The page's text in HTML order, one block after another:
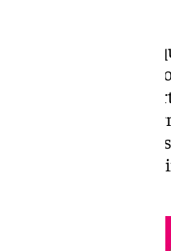
reunión, en la
se presentó la
y trabajo
tanto entre las
indican. Para
la coordinación,